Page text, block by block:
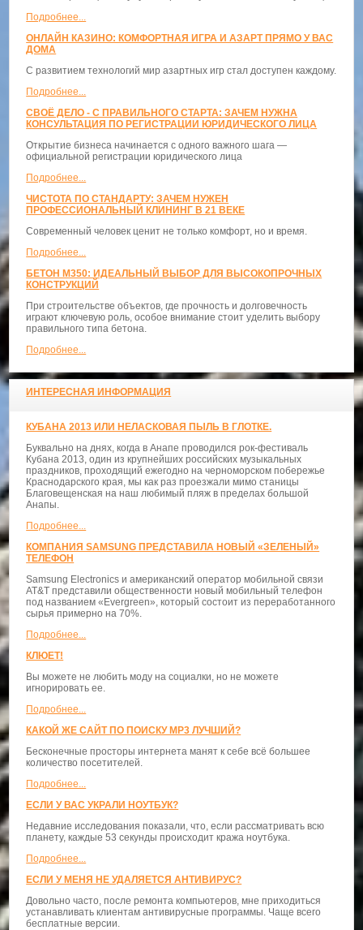
Подробнее...
ОНЛАЙН КАЗИНО: КОМФОРТНАЯ ИГРА И АЗАРТ ПРЯМО У ВАС
ДОМА
С развитием технологий мир азартных игр стал доступен каждому.
Подробнее...
СВОЁ ДЕЛО - С ПРАВИЛЬНОГО СТАРТА: ЗАЧЕМ НУЖНА
КОНСУЛЬТАЦИЯ ПО РЕГИСТРАЦИИ ЮРИДИЧЕСКОГО ЛИЦА
Открытие бизнеса начинается с одного важного шага —
официальной регистрации юридического лица
Подробнее...
ЧИСТОТА ПО СТАНДАРТУ: ЗАЧЕМ НУЖЕН
ПРОФЕССИОНАЛЬНЫЙ КЛИНИНГ В 21 ВЕКЕ
Современный человек ценит не только комфорт, но и время.
Подробнее...
БЕТОН М350: ИДЕАЛЬНЫЙ ВЫБОР ДЛЯ ВЫСОКОПРОЧНЫХ
КОНСТРУКЦИЙ
При строительстве объектов, где прочность и долговечность
играют ключевую роль, особое внимание стоит уделить выбору
правильного типа бетона.
Подробнее...
ИНТЕРЕСНАЯ ИНФОРМАЦИЯ
КУБАНА 2013 ИЛИ НЕЛАСКОВАЯ ПЫЛЬ В ГЛОТКЕ.
Буквально на днях, когда в Анапе проводился рок-фестиваль
Кубана 2013, один из крупнейших российских музыкальных
праздников, проходящий ежегодно на черноморском побережье
Краснодарского края, мы как раз проезжали мимо станицы
Благовещенская на наш любимый пляж в пределах большой
Анапы.
Подробнее...
КОМПАНИЯ SAMSUNG ПРЕДСТАВИЛА НОВЫЙ «ЗЕЛЕНЫЙ»
ТЕЛЕФОН
Samsung Electronics и американский оператор мобильной связи
AT&T представили общественности новый мобильный телефон
под названием «Evergreen», который состоит из переработанного
сырья примерно на 70%.
Подробнее...
КЛЮЕТ!
Вы можете не любить моду на социалки, но не можете
игнорировать ее.
Подробнее...
КАКОЙ ЖЕ САЙТ ПО ПОИСКУ MP3 ЛУЧШИЙ?
Бесконечные просторы интернета манят к себе всё большее
количество посетителей.
Подробнее...
ЕСЛИ У ВАС УКРАЛИ НОУТБУК?
Недавние исследования показали, что, если рассматривать всю
планету, каждые 53 секунды происходит кража ноутбука.
Подробнее...
ЕСЛИ У МЕНЯ НЕ УДАЛЯЕТСЯ АНТИВИРУС?
Довольно часто, после ремонта компьютеров, мне приходиться
устанавливать клиентам антивирусные программы. Чаще всего
бесплатные версии.